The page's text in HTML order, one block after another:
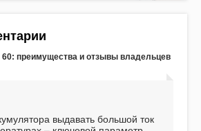
преимущества и отзывы владельцев
выдавать большой ток